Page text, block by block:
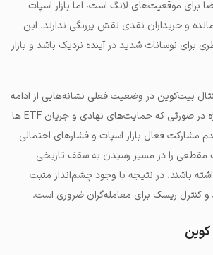
برای موقعیت‌های لانگ است، اما بازار اسپات
و خریداران نقدی نقش پررنگی ندارند. این
برای نوسانات شدید در آینده نزدیک باشد و بازار
بیت‌کوین در وضعیت فعلی نشانه‌هایی از ادامه
روند صعودی دارد، به‌ویژه در صورتی که حمایت‌های نهادی و جریان ETF ها
مشارکت فعال بازار اسپات و فشارهای احتمالی
مقطعی را در مسیر رسیدن به سقف تاریخی
داشته باشند. در نتیجه با وجود چشم‌انداز مثبت
کنترل ریسک برای معامله‌گران ضروری است.